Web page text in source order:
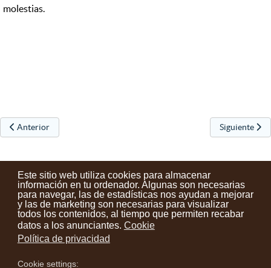
Este sitio web utiliza cookies para almacenar
información en tu ordenador. Algunas son necesarias
para navegar, las de estadísticas nos ayudan a mejorar
y las de marketing son necesarias para visualizar
todos los contenidos, al tiempo que permiten recabar
datos a los anunciantes. Cookie
Política de privacidad
Cookie settings:
molestias.
Artículo anterior: Entregados los premios de los concursos de
Anterior Artículo
Siguiente
Contactos Condiciones de uso Aviso legal
Noticias
Tu opinión cuenta